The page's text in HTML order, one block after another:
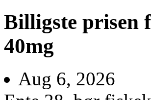
Billigste prisen
40mg
Aug 6, 2026